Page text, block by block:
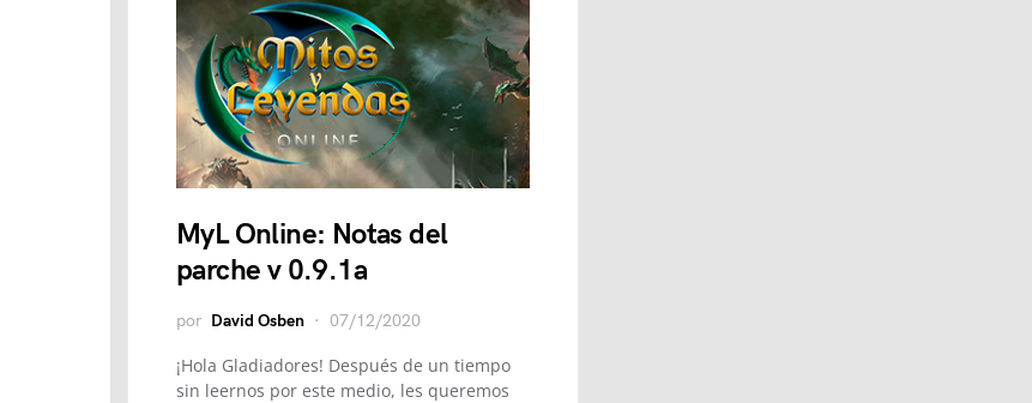
MyL Online: Notas del
parche v 0.9.1a
por David Osben 07/12/2020
¡Hola Gladiadores! Después de un tiempo
sin leernos por este medio, les queremos